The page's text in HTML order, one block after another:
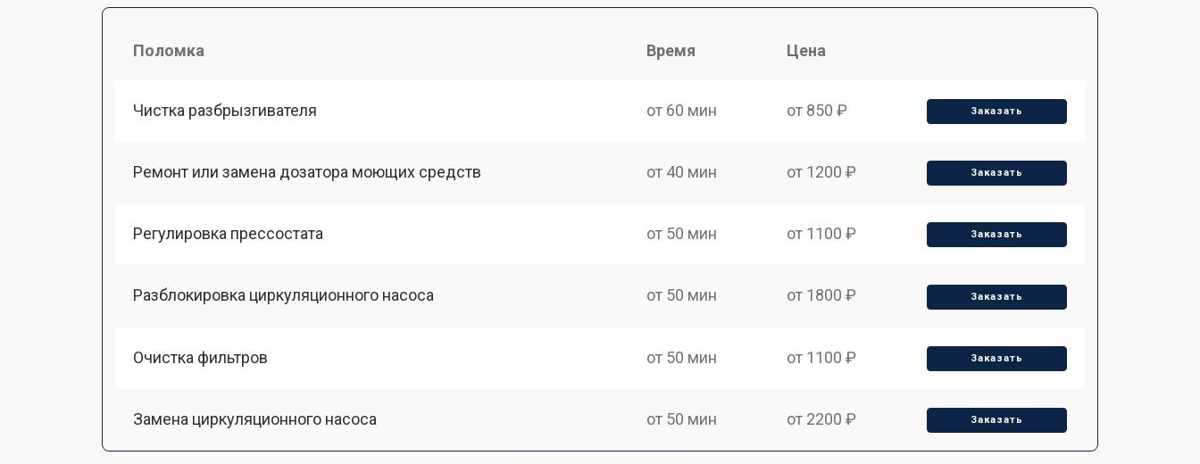
Поломка Время Цена
Чистка разбрызгивателя от 60 мин от 850 ₽ Заказать
Ремонт или замена дозатора моющих средств от 40 мин от 1200 ₽ Заказать
Регулировка прессостата от 50 мин от 1100 ₽ Заказать
Разблокировка циркуляционного насоса от 50 мин от 1800 ₽ Заказать
Очистка фильтров от 50 мин от 1100 ₽ Заказать
Замена циркуляционного насоса от 50 мин от 2200 ₽ Заказать